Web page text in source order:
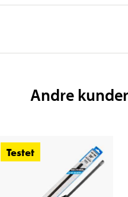
Andre
Testet